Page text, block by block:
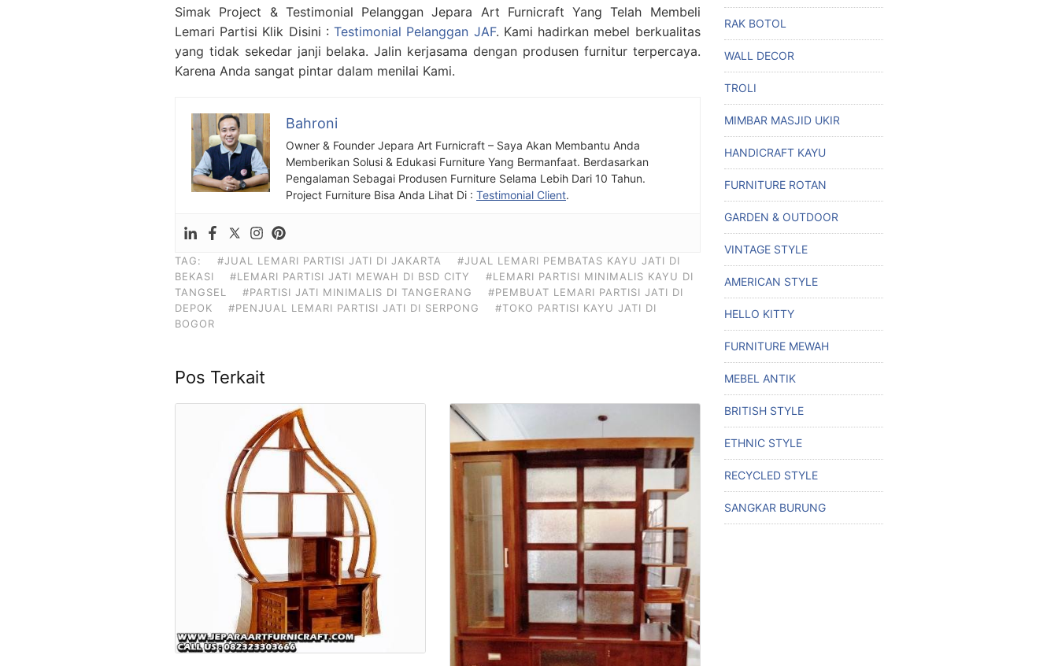
Simak Project & Testimonial Pelanggan Jepara Art Furnicraft Yang Telah Membeli
Lemari Partisi Klik Disini :Testimonial Pelanggan JAF. Kami hadirkan mebel berkualitas
yang tidak sekedar janji belaka. Jalin kerjasama dengan produsen furnitur terpercaya.
Karena Anda sangat pintar dalam menilai Kami.
Bahroni
Owner & Founder Jepara Art Furnicraft – Saya Akan Membantu Anda
Memberikan Solusi & Edukasi Furniture Yang Bermanfaat. Berdasarkan
Pengalaman Sebagai Produsen Furniture Selama Lebih Dari 10 Tahun.
Project Furniture Bisa Anda Lihat Di : Testimonial Client.
TAG: #JUAL LEMARI PARTISI JATI DI JAKARTA
#JUAL LEMARI PEMBATAS KAYU JATI DI
BEKASI
#LEMARI PARTISI JATI MEWAH DI BSD CITY
#LEMARI PARTISI MINIMALIS KAYU DI
TANGSEL
#PARTISI JATI MINIMALIS DI TANGERANG
#PEMBUAT LEMARI PARTISI JATI DI
DEPOK
#PENJUAL LEMARI PARTISI JATI DI SERPONG
#TOKO PARTISI KAYU JATI DI
BOGOR
Pos Terkait
RAK BOTOL
WALL DECOR
TROLI
MIMBAR MASJID UKIR
HANDICRAFT KAYU
FURNITURE ROTAN
GARDEN & OUTDOOR
VINTAGE STYLE
AMERICAN STYLE
HELLO KITTY
FURNITURE MEWAH
MEBEL ANTIK
BRITISH STYLE
ETHNIC STYLE
RECYCLED STYLE
SANGKAR BURUNG